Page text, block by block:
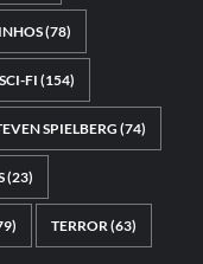
(78)
SCI-FI (154)
SPIELBERG (74)
(23)
TERROR(63)